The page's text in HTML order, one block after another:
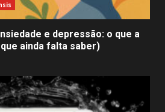
e depressão: o que a
ainda falta saber)